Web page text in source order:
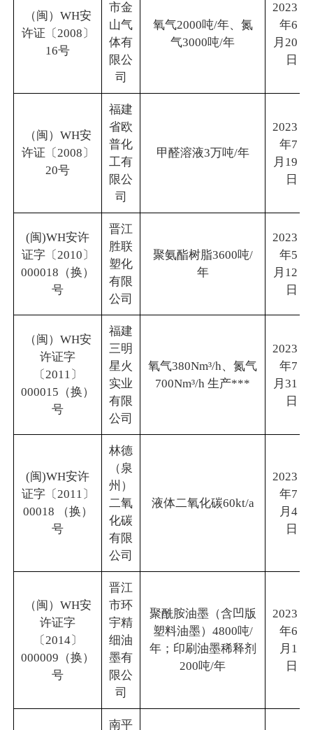
（闽）WH安
许证〔2008〕
16号
市金
山气
体有
限公
司
氧气2000吨/年、氮
气3000吨/年
2023
年6
月20
日
（闽）WH安
许证〔2008〕
20号
福建
省欧
普化
工有
限公
司
甲醛溶液3万吨/年
2023
年7
月19
日
(闽)WH安许
证字〔2010〕
000018（换）
号
晋江
胜联
塑化
有限
公司
聚氨酯树脂3600吨/
年
2023
年5
月12
日
（闽）WH安
许证字
〔2011〕
000015（换）
号
福建
三明
星火
实业
有限
公司
氧气380Nm³/h、氮气
700Nm³/h 生产***
2023
年7
月31
日
(闽)WH安许
证字〔2011〕
00018 （换）
号
林德
（泉
州）
二氧
化碳
有限
公司
液体二氧化碳60kt/a
2023
年7
月4
日
（闽）WH安
许证字
〔2014〕
000009（换）
号
晋江
市环
宇精
细油
墨有
限公
司
聚酰胺油墨（含凹版
塑料油墨）4800吨/
年；印刷油墨稀释剂
200吨/年
2023
年6
月1
日
南平